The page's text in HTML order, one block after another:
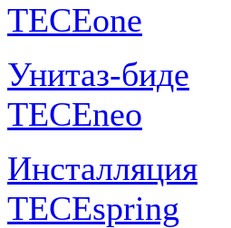
TECEone
Унитаз-биде
TECEneo
Инсталляция
TECEspring